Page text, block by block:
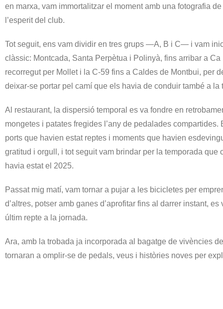
en marxa, vam immortalitzar el moment amb una fotografia
l’esperit del club.
Tot seguit, ens vam dividir en tres grups —A, B i C— i vam
clàssic: Montcada, Santa Perpètua i Polinyà, fins arribar a
recorregut per Mollet i la C-59 fins a Caldes de Montbui, per
deixar-se portar pel camí que els havia de conduir també a la
Al restaurant, la dispersió temporal es va fondre en
mongetes i patates fregides l’any de pedalades
ports que havien estat reptes i moments que havien
gratitud i orgull, i tot seguit vam brindar per la temporada
havia estat el 2025.
Passat mig matí, vam tornar a pujar a les bicicletes per
d’altres, potser amb ganes d’aprofitar fins al darrer instant,
últim repte a la jornada.
Ara, amb la trobada ja incorporada al bagatge de vivències
tornaran a omplir-se de pedals, veus i històries noves per